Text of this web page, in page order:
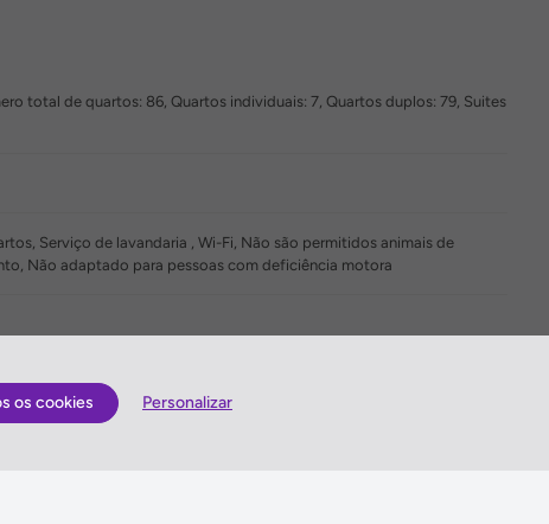
total de quartos: 86, Quartos individuais: 7, Quartos duplos: 79, Suites
Serviço de lavandaria , Wi-Fi, Não são permitidos animais de
Não adaptado para pessoas com deficiência motora
os cookies Personalizar